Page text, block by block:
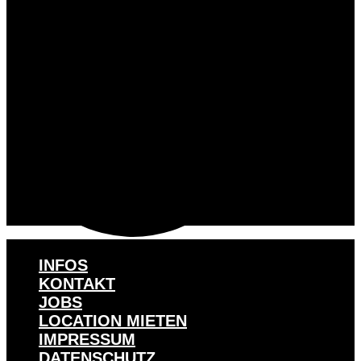
INFOS
KONTAKT
JOBS
LOCATION MIETEN
IMPRESSUM